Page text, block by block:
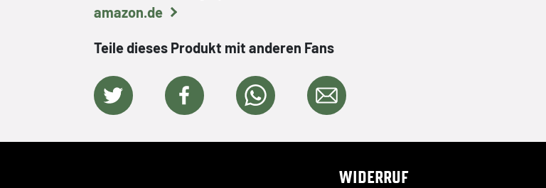
amazon.de
Teile dieses Produkt mit anderen Fans
WIDERRUF